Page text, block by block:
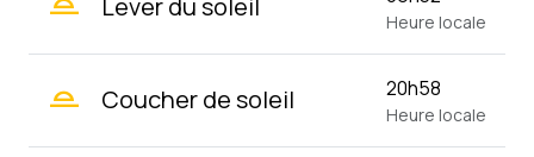
Heure locale
wb_twilight_2 Coucher de soleil 20h58
Heure locale